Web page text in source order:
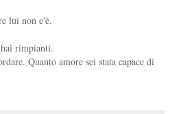
lui non c'è.
rimpianti.
Quanto amore sei stata capace di